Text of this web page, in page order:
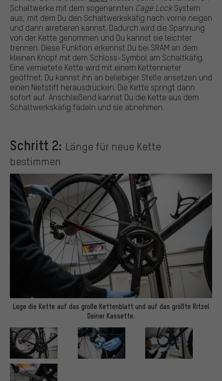
Schaltwerke mit dem sogenannten Cage LockSystem
aus, mit dem Du den Schaltwerkskäfig nach vorne neigen
und dann arretieren kannst. Dadurch wird die Spannung
von der Kette genommen und Du kannst sie leichter
trennen. Diese Funktion erkennst Du bei SRAM an dem
kleinen Knopf mit dem Schloss-Symbol am Schaltkäfig.
Eine vernietete Kette wird mit einem Kettennieter
geöffnet. Du kannst ihn an beliebiger Stelle ansetzen und
einen Nietstift herausdrücken. Die Kette springt dann
sofort auf. Anschließend kannst Du die Kette aus dem
Schaltwerkskäfig fädeln und sie abnehmen.
Schritt 2: Länge für neue Kette
bestimmen
Lege die Kette auf das große Kettenblatt und auf das größte Ritzel
Deiner Kassette.